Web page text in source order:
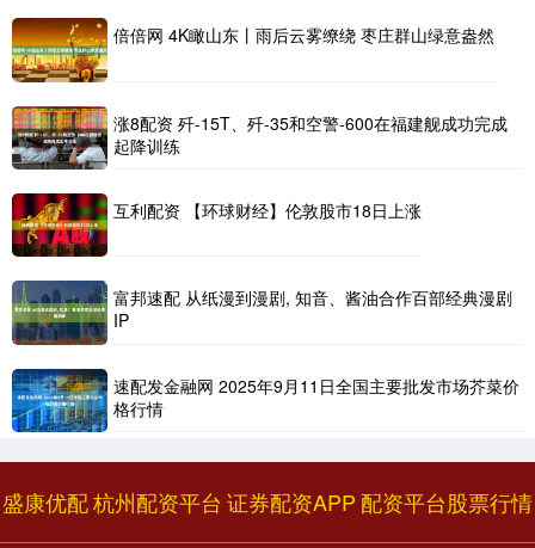
倍倍网 4K瞰山东丨雨后云雾缭绕 枣庄群山绿意盎然
涨8配资 歼-15T、歼-35和空警-600在福建舰成功完成
起降训练
互利配资 【环球财经】伦敦股市18日上涨
富邦速配 从纸漫到漫剧, 知音、酱油合作百部经典漫剧
IP
速配发金融网 2025年9月11日全国主要批发市场芥菜价
格行情
盛康优配杭州配资平台 证券配资APP配资平台股票行情